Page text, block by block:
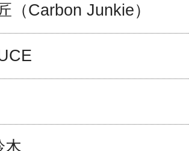
（Carbon Junkie）
木